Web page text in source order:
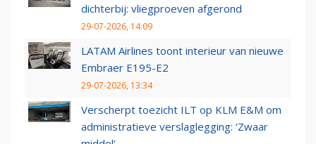
dichterbij: vliegproeven afgerond
29-07-2026, 14:09
LATAM Airlines toont interieur van nieuwe
Embraer E195-E2
29-07-2026, 13:34
Verscherpt toezicht ILT op KLM E&M om
administratieve verslaglegging: ‘Zwaar